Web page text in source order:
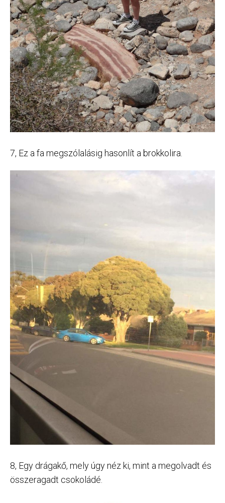
7, Ez a fa megszólalásig hasonlít a brokkolira.
8, Egy drágakő, mely úgy néz ki, mint a megolvadt és
összeragadt csokoládé.